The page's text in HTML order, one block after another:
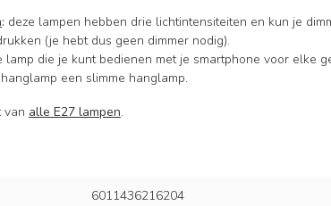
: deze lampen hebben drie lichtintensiteiten en kun je
(je hebt dus geen dimmer nodig).
lamp die je kunt bedienen met je smartphone voor elke
een slimme hanglamp.
van alle E27 lampen.
6011436216204